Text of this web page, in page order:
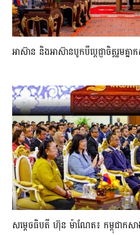
អាស៊ាន និងអាស៊ានបូកបីប្តេជ្ញាចិត្តរួមគ្ន
សម្ដេចធិបតី ហ៊ុន ម៉ាណែត៖ កម្ពុជាកស